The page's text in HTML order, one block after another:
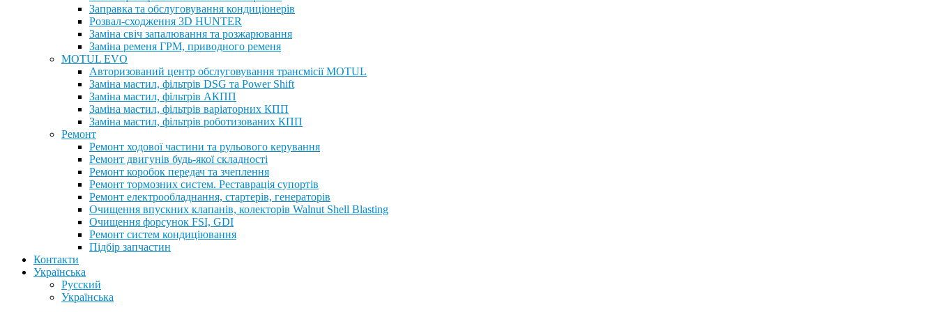
Заправка та обслуговування кондиціонерів
Розвал-сходження 3D HUNTER
Заміна свіч запалювання та розжарювання
Заміна ременя ГРМ, приводного ременя
MOTUL EVO
Авторизований центр обслуговування трансмісії MOTUL
Заміна мастил, фільтрів DSG та Power Shift
Заміна мастил, фільтрів АКПП
Заміна мастил, фільтрів варіаторних КПП
Заміна мастил, фільтрів роботизованих КПП
Ремонт
Ремонт ходової частини та рульового керування
Ремонт двигунів будь-якої складності
Ремонт коробок передач та зчеплення
Ремонт тормозних систем. Реставрація супортів
Ремонт електрообладнання, стартерів, генераторів
Очищення впускних клапанів, колекторів Walnut Shell Blasting
Очищення форсунок FSI, GDI
Ремонт систем кондиціювання
Підбір запчастин
Контакти
Українська
Русский
Українська